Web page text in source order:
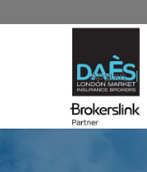
Αρχική